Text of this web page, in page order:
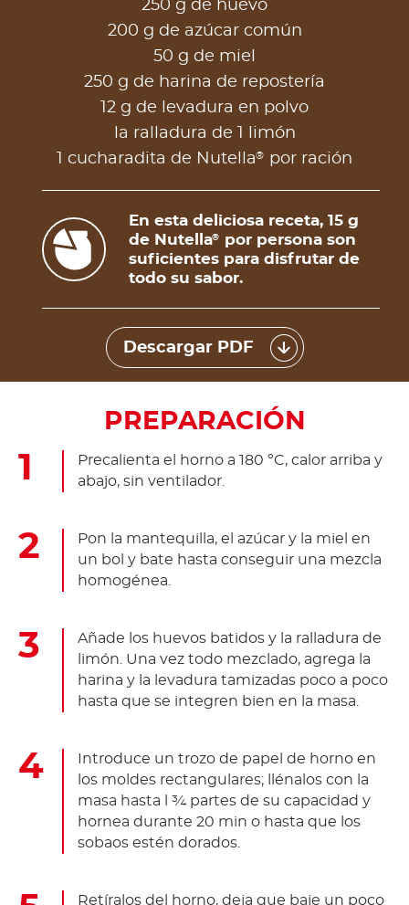
250 g de huevo
200 g de azúcar común
50 g de miel
250 g de harina de repostería
12 g de levadura en polvo
la ralladura de 1 limón
1 cucharadita de Nutella® por ración
En esta deliciosa receta, 15 g
de Nutella®
por persona son
suficientes para disfrutar de
todo su sabor.
Descargar PDF
PREPARACIÓN
Precalienta el horno a 180 ºC, calor arriba y
abajo, sin ventilador.
Pon la mantequilla, el azúcar y la miel en
un bol y bate hasta conseguir una mezcla
homogénea.
Añade los huevos batidos y la ralladura de
limón. Una vez todo mezclado, agrega la
harina y la levadura tamizadas poco a poco
hasta que se integren bien en la masa.
Introduce un trozo de papel de horno en
los moldes rectangulares; llénalos con la
masa hasta l ¾ partes de su capacidad y
hornea durante 20 min o hasta que los
sobaos estén dorados.
Retíralos del horno, deja que baje un poco